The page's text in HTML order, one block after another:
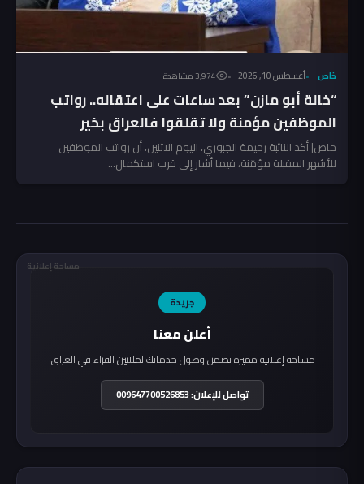
خاص أغسطس 10, 2026 3٬974 مشاهدة
“خالة أبو مازن” بعد ساعات على اعتقاله.. رواتب
الموظفين مؤمنة ولا تقلقوا فالعراق بخير
خاص| أكد النائبة رحيمة الجبوري، اليوم الاثنين، أن رواتب الموظفين
للأشهر المقبلة مؤمّنة، فيما أشار إلى قرب استكمال...
مساحة إعلانية
جريدة
أعلن معنا
مساحة إعلانية مميزة تضمن وصول خدماتك لملايين القراء في العراق.
تواصل للإعلان: 009647700526853